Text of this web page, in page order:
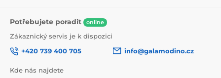
Potřebujete poradit online
Zákaznický servis je k dispozici
+420 739 400 705
info@galamodino.cz
Kde nás najdete